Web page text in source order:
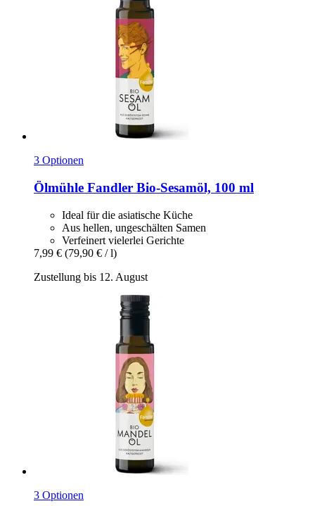
3 Optionen
Ölmühle Fandler Bio-​Sesamöl, 100 ml
Ideal für die asiatische Küche
Aus hellen, ungeschälten Samen
Verfeinert vielerlei Gerichte
7,99 € (79,90 € / l)
Zustellung bis 12. August
3 Optionen